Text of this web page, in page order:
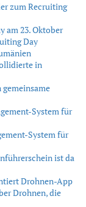
zum Recruiting
am 23. Oktober
Day
in
System für
System für
ist da
Drohnen-App
Drohnen, die